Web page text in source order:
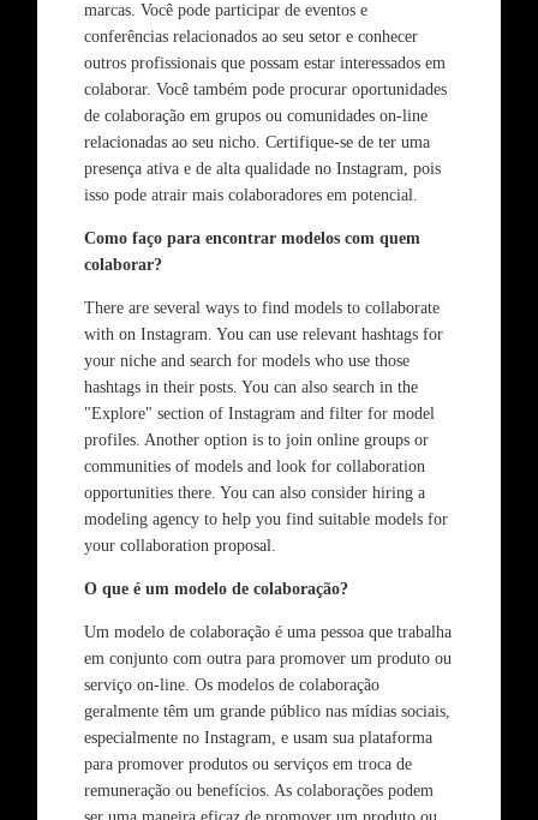
marcas. Você pode participar de eventos e
conferências relacionados ao seu setor e conhecer
outros profissionais que possam estar interessados em
colaborar. Você também pode procurar oportunidades
de colaboração em grupos ou comunidades on-line
relacionadas ao seu nicho. Certifique-se de ter uma
presença ativa e de alta qualidade no Instagram, pois
isso pode atrair mais colaboradores em potencial.
Como faço para encontrar modelos com quem
colaborar?
There are several ways to find models to collaborate
with on Instagram. You can use relevant hashtags for
your niche and search for models who use those
hashtags in their posts. You can also search in the
"Explore" section of Instagram and filter for model
profiles. Another option is to join online groups or
communities of models and look for collaboration
opportunities there. You can also consider hiring a
modeling agency to help you find suitable models for
your collaboration proposal.
O que é um modelo de colaboração?
Um modelo de colaboração é uma pessoa que trabalha
em conjunto com outra para promover um produto ou
serviço on-line. Os modelos de colaboração
geralmente têm um grande público nas mídias sociais,
especialmente no Instagram, e usam sua plataforma
para promover produtos ou serviços em troca de
remuneração ou benefícios. As colaborações podem